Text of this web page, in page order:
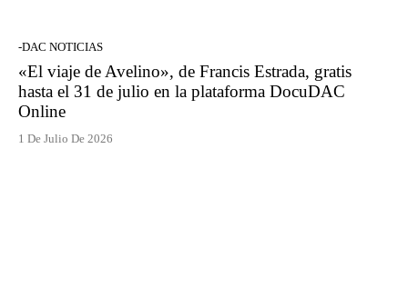
-DAC NOTICIAS
«El viaje de Avelino», de Francis Estrada, gratis
hasta el 31 de julio en la plataforma DocuDAC
Online
1 De Julio De 2026